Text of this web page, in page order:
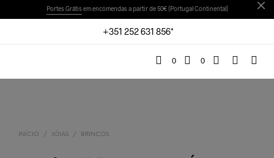
Portes Grátisem encomendas a partir de 50€ (Portugal Continental)
+351 252 631 856*
0 0
INÍCIO / JÓIAS / BRINCOS